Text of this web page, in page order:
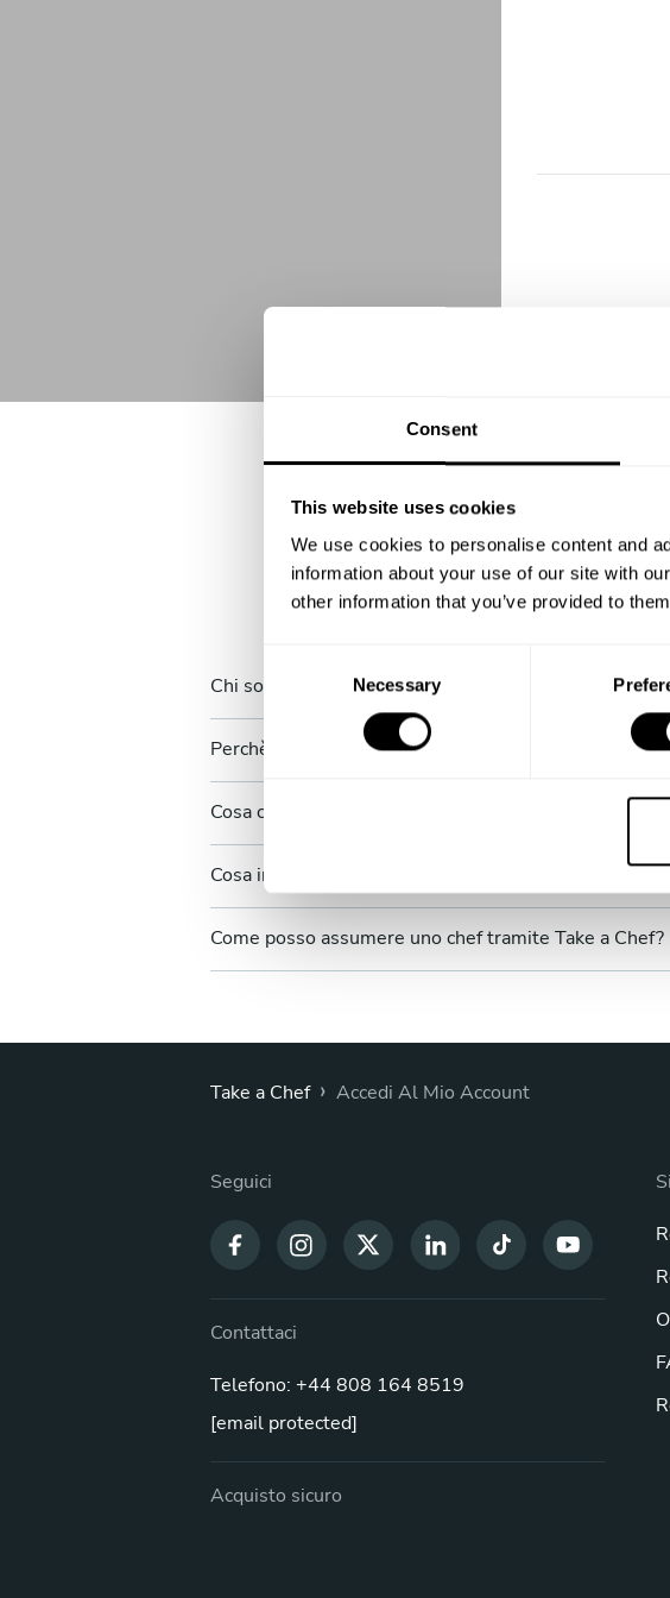
Consent
This website uses cookies
We use cookies to personalise content and
information about your use of our site with
other information that you’ve provided to
n
s
e
l
e
c
n
Necessary
Non c'è
Chi sono gli chef?
Perchè si prenota uno chef a domicilio?
Cosa comprende il singolo servizio?
Cosa includono i servizi multipli di Take a Chef?
Come posso assumere uno chef tramite Take a Chef?
Take a Chef › Accedi Al Mio Account
Seguici
Contattaci
Telefono: +44 808 164 8519
[email protected]
Acquisto sicuro